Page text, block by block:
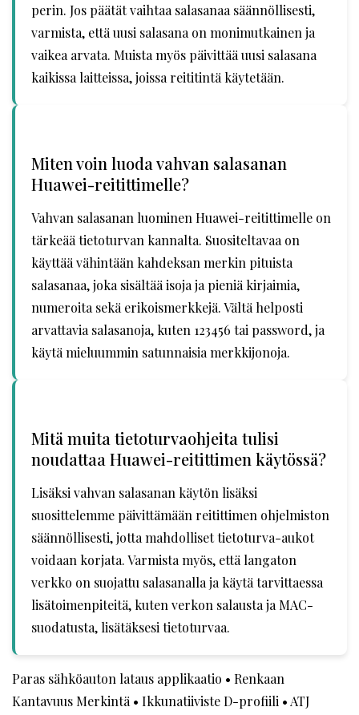
perin. Jos päätät vaihtaa salasanaa säännöllisesti,
varmista, että uusi salasana on monimutkainen ja
vaikea arvata. Muista myös päivittää uusi salasana
kaikissa laitteissa, joissa reititintä käytetään.
Miten voin luoda vahvan salasanan
Huawei-reitittimelle?
Vahvan salasanan luominen Huawei-reitittimelle on
tärkeää tietoturvan kannalta. Suositeltavaa on
käyttää vähintään kahdeksan merkin pituista
salasanaa, joka sisältää isoja ja pieniä kirjaimia,
numeroita sekä erikoismerkkejä. Vältä helposti
arvattavia salasanoja, kuten 123456 tai password, ja
käytä mieluummin satunnaisia merkkijonoja.
Mitä muita tietoturvaohjeita tulisi
noudattaa Huawei-reitittimen käytössä?
Lisäksi vahvan salasanan käytön lisäksi
suosittelemme päivittämään reitittimen ohjelmiston
säännöllisesti, jotta mahdolliset tietoturva-aukot
voidaan korjata. Varmista myös, että langaton
verkko on suojattu salasanalla ja käytä tarvittaessa
lisätoimenpiteitä, kuten verkon salausta ja MAC-
suodatusta, lisätäksesi tietoturvaa.
Paras sähköauton lataus applikaatio • Renkaan
Kantavuus Merkintä • Ikkunatiiviste D-profiili • ATJ